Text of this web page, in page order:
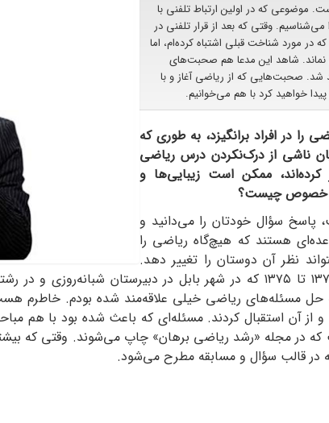
موضوعی که در اولین ارتباط تلفنی با
وقتی که بعد از قرار تلفنی در
مورد شناخت قبلی اشتباه کرده‌ام، اما
شاهد این مدعا هم صحبت‌های
شد. صحبت‌هایی که از ریاضی آغاز و با
خواهید کرد با هم می‌خوانیم.
در افراد برانگیزد، به طوری که
ناشی از درک‌نکردن درس ریاضی
کرده‌اند، ممکن است زیبایی‌ها و
خصوص چیست؟
سؤال خودتان را می‌دانید و
هستند که هیچ‌گاه ریاضی را
نظر آن دوستان را تغییر دهد.
اجازه بدهید این گونه آغاز کنم و بگویم که در سال‌های ۱۳۷۱ تا ۱۳۷۵ که در
مسئله‌های ریاضی خیلی علاقه‌مند شده بودم. خاطرم
آن استقبال کردند. مسئله‌ای که باعث شده بود با هم
در مجله «رشد ریاضی برهان» چاپ می‌شوند. وقتی که
در قالب سؤال و مسابقه مطرح می‌شود.